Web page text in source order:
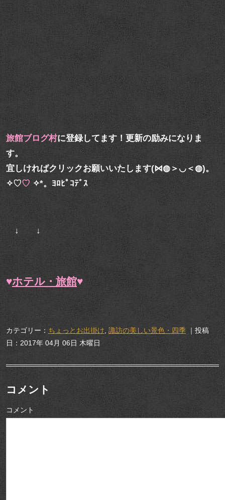
旅館ブログ村に登録してます！更新の励みになりま
す。
宜しければクリックお願いいたします(⋈◍＞◡＜◍)。
✧♡♡ ✧*。ﾖﾛﾋﾟｺﾃﾞｽ
↓ ↓
♥ホテル・旅館♥
カテゴリー： ちょっとお出掛け 諏訪の美しい景色・四季 ｜投稿
日：2017年 04月 06日 木曜日
コメント
コメント